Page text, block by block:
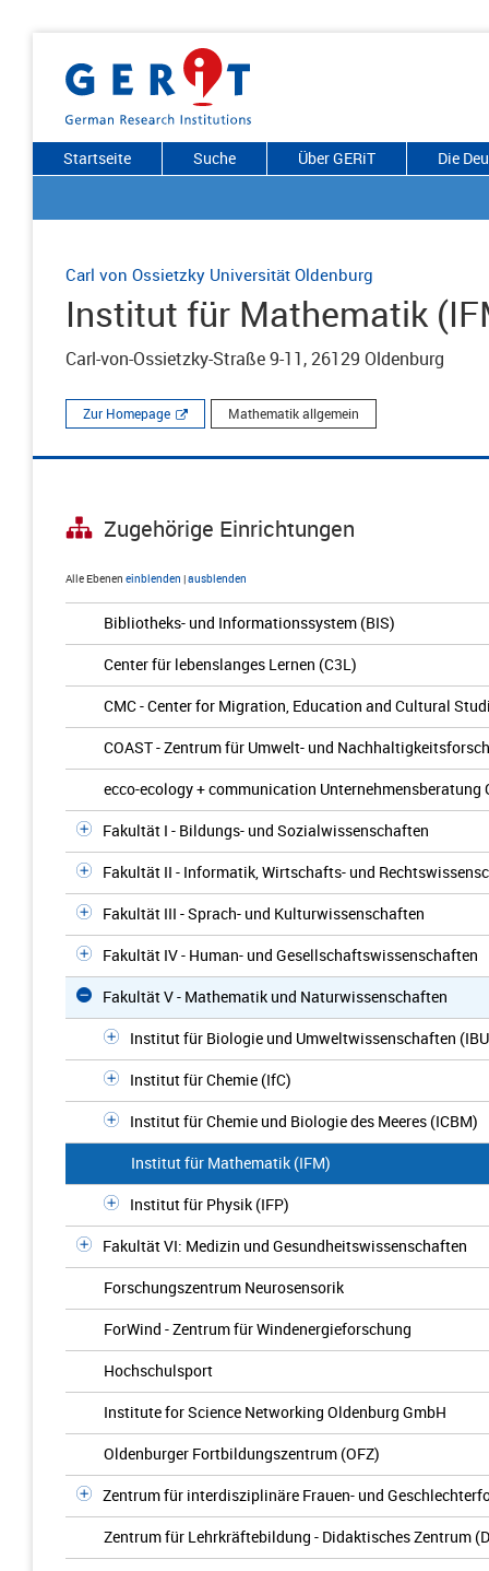
Startseite Suche Über GERiT Die
Carl von Ossietzky Universität Oldenburg
Institut für Mathematik
Carl-von-Ossietzky-Straße 9-11, 26129 Oldenburg
Zur Homepage Mathematik allgemein
Zugehörige Einrichtungen
Alle Ebenen einblenden |ausblenden
Bibliotheks- und Informationssystem (BIS)
Center für lebenslanges Lernen (C3L)
CMC - Center for Migration, Education and Cultural
COAST - Zentrum für Umwelt- und
ecco-ecology + communication Unternehmensberatung
Fakultät I - Bildungs- und Sozialwissenschaften
Fakultät II - Informatik, Wirtschafts- und
Fakultät III - Sprach- und Kulturwissenschaften
Fakultät IV - Human- und Gesellschaftswissenschaften
Fakultät V - Mathematik und Naturwissenschaften
Institut für Biologie und Umweltwissenschaften
Institut für Chemie (IfC)
Institut für Chemie und Biologie des Meeres (ICBM)
Institut für Mathematik (IFM)
Institut für Physik (IFP)
Fakultät VI: Medizin und Gesundheitswissenschaften
Forschungszentrum Neurosensorik
ForWind - Zentrum für Windenergieforschung
Hochschulsport
Institute for Science Networking Oldenburg GmbH
Oldenburger Fortbildungszentrum (OFZ)
Zentrum für interdisziplinäre Frauen- und
Zentrum für Lehrkräftebildung - Didaktisches Zentrum